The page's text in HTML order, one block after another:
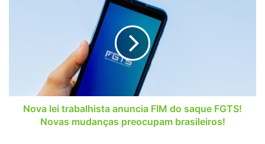
Novas
mudanças
preocupam
Nova lei trabalhista anuncia FIM do saque FGTS!
Novas mudanças preocupam brasileiros!